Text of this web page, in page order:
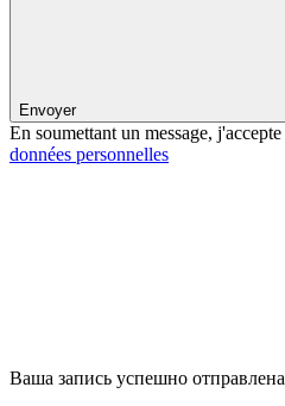
Envoyer
En soumettant un message, j'accepte
données personnelles
Ваша запись успешно отправлена